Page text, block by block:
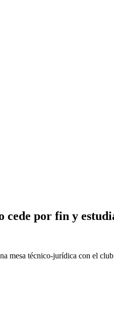
cede por fin y
mesa técnico-jurídica con el